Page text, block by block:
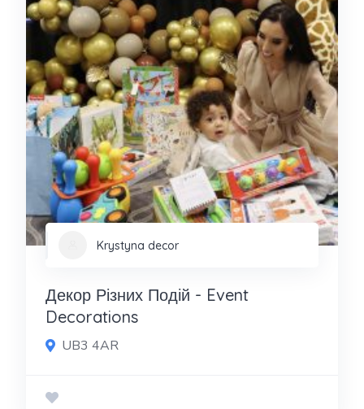
Krystyna decor
Декор Різних Подій - Event
Decorations
UB3 4AR